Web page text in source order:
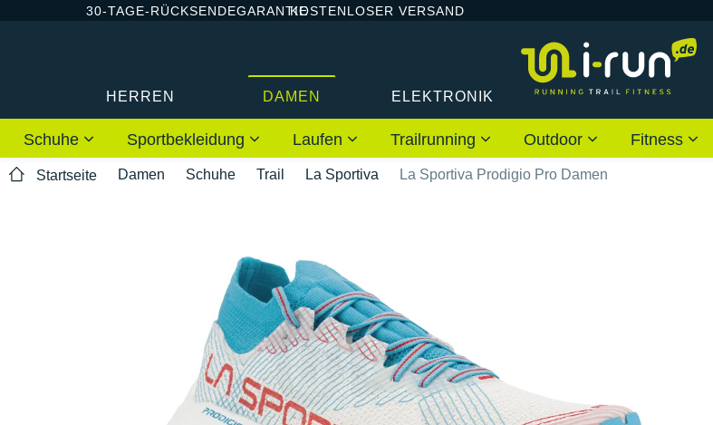
30-TAGE-RÜCKSENDEGARANTIEKOSTENLOSER VERSAND
HERREN DAMEN ELEKTRONIK
Schuhe Sportbekleidung Laufen Trailrunning Outdoor Fitness
Startseite Damen Schuhe Trail La Sportiva La Sportiva Prodigio Pro Damen